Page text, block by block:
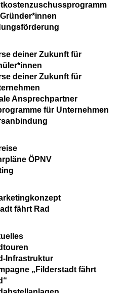
deiner Zukunft für
deiner Zukunft für
Ansprechpartner
für Unternehmen
ÖPNV
fährt Rad
Infrastruktur
„Filderstadt fährt